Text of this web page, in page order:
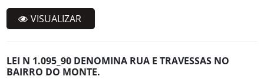
VISUALIZAR
LEI N 1.095_90 DENOMINA RUA E TRAVESSAS NO
BAIRRO DO MONTE.